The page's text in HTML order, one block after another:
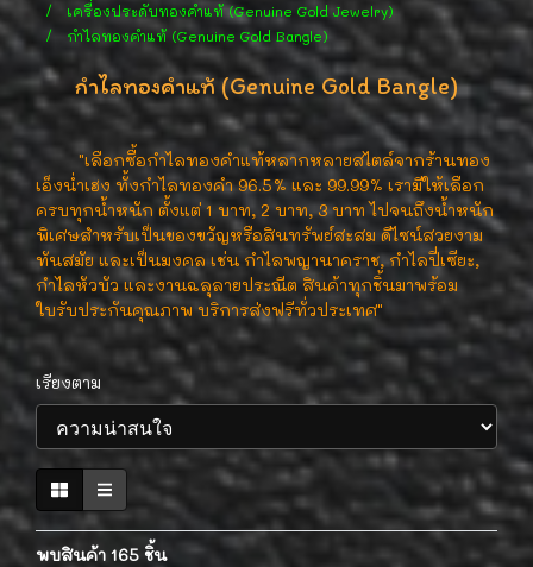
เครื่องประดับทองคำแท้ (Genuine Gold Jewelry)
กำไลทองคำแท้ (Genuine Gold Bangle)
กำไลทองคำแท้ (Genuine Gold Bangle)
"เลือกซื้อกำไลทองคำแท้หลากหลายสไตล์จากร้านทอง
เอ็งน่ำเฮง ทั้งกำไลทองคำ 96.5% และ 99.99% เรามีให้เลือก
ครบทุกน้ำหนัก ตั้งแต่ 1 บาท, 2 บาท, 3 บาท ไปจนถึงน้ำหนัก
พิเศษสำหรับเป็นของขวัญหรือสินทรัพย์สะสม ดีไซน์สวยงาม
ทันสมัย และเป็นมงคล เช่น กำไลพญานาคราช, กำไลปี่เซียะ,
กำไลหัวบัว และงานฉลุลายประณีต สินค้าทุกชิ้นมาพร้อม
ใบรับประกันคุณภาพ บริการส่งฟรีทั่วประเทศ"
เรียงตาม
พบสินค้า 165 ชิ้น